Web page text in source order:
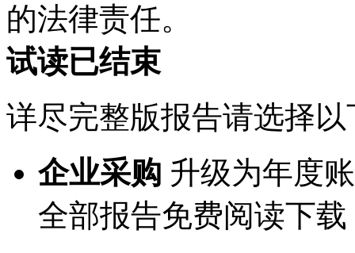
的法律责任。
试读已结束
详尽完整版报告请选择
企业采购 升级为年度
全部报告免费阅读下载